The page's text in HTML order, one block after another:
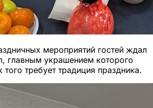
мероприятий гостей ждал
главным украшением которого
того требует традиция праздника.